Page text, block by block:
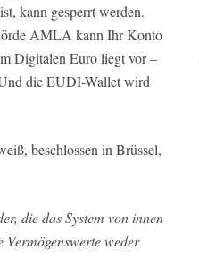
kann gesperrt werden.
AMLA kann Ihr Konto
Digitalen Euro liegt vor –
die EUDI-Wallet wird
beschlossen in Brüssel,
die das System von innen
weder